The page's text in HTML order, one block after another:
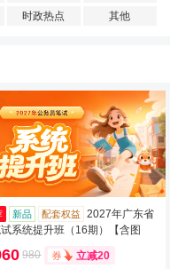
时政热点 其他
新品 配套权益
2027年广东省
系统提升班（16期）【含图
980 立减20